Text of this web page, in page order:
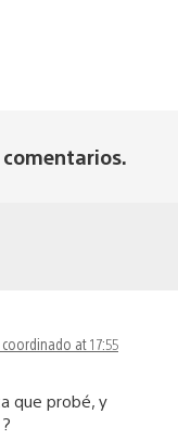
comentarios.
at 17:55
que probé, y